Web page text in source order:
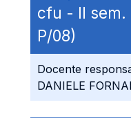
cfu - II
P/08)
Docente
DANIELE